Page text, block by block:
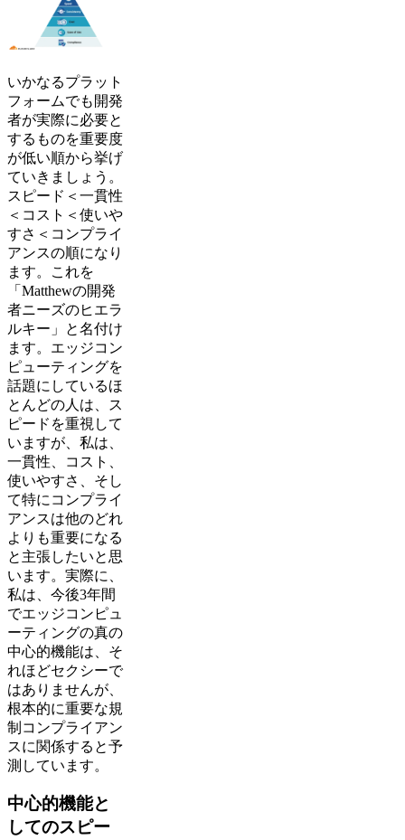
いかなるプラット
フォームでも開発
者が実際に必要と
するものを重要度
が低い順から挙げ
ていきましょう。
スピード＜一貫性
＜コスト＜使いや
すさ＜コンプライ
アンスの順になり
ます。これを
「Matthewの開発
者ニーズのヒエラ
ルキー」と名付け
ます。エッジコン
ピューティングを
話題にしているほ
とんどの人は、ス
ピードを重視して
いますが、私は、
一貫性、コスト、
使いやすさ、そし
て特にコンプライ
アンスは他のどれ
よりも重要になる
と主張したいと思
います。実際に、
私は、今後3年間
でエッジコンピュ
ーティングの真の
中心的機能は、そ
れほどセクシーで
はありませんが、
根本的に重要な規
制コンプライアン
スに関係すると予
測しています。
中心的機能と
してのスピー